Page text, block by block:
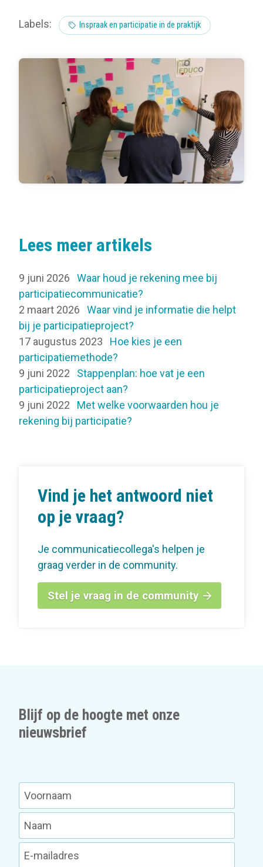
Labels: Inspraak en participatie in de praktijk
Lees meer artikels
9 juni 2026
Waar houd je rekening mee bij
participatiecommunicatie?
2 maart 2026
Waar vind je informatie die helpt
bij je participatieproject?
17 augustus 2023
Hoe kies je een
participatiemethode?
9 juni 2022
Stappenplan: hoe vat je een
participatieproject aan?
9 juni 2022
Met welke voorwaarden hou je
rekening bij participatie?
Vind je het antwoord niet
op je vraag?
Je communicatiecollega's helpen je
graag verder in de community.
Stel je vraag in de community
Blijf op de hoogte met onze
nieuwsbrief